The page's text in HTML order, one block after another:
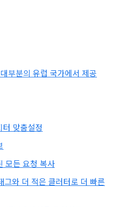
부분의 유럽 국가에서 제공
맞춤설정
모든 요청 복사
그와 더 적은 클러터로 더 빠른